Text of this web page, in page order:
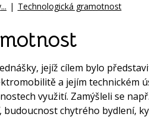
| Technologická gramotnost
jejíž cílem bylo
a jejím technickém
využití. Zamýšleli se
chytrého bydlení,